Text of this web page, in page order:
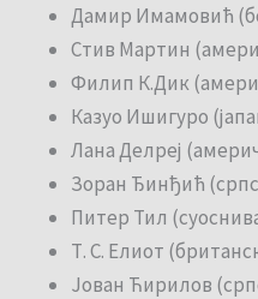
Дамир Имамовић
Стив Мартин
Филип К.Дик
Казуо Ишигуро
Лана Делреј
Зоран Ђинђић
Питер Тил
Т. С. Елиот
Јован Ћирилов